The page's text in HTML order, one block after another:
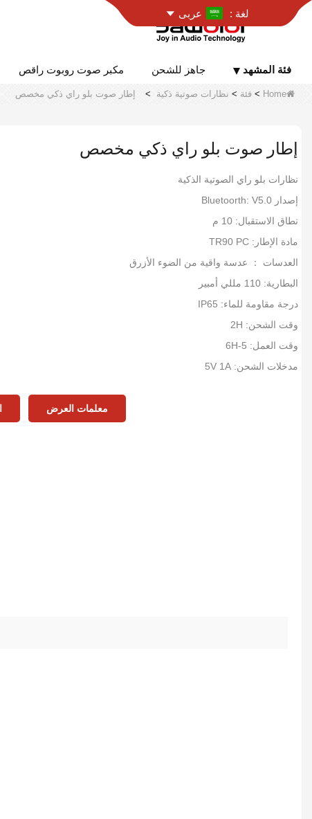
لغة : عربى
فئة المشهد جاهز للشحن مكبر صوت روبوت راقص
Home
> فئة > نظارات صوتية ذكية > إطار صوت بلو راي ذكي مخصص
إطار صوت بلو راي ذكي مخصص
نظارات بلو راي الصوتية الذكية
إصدار Bluetoorth: V5.0
نطاق الاستقبال: 10 م
مادة الإطار: TR90 PC
العدسات ： عدسة واقية من الضوء الأزرق
البطارية: 110 مللي أمبير
درجة مقاومة للماء: IP65
وقت الشحن: 2H
وقت العمل: 5-6H
مدخلات الشحن: 5V 1A
معلمات العرض